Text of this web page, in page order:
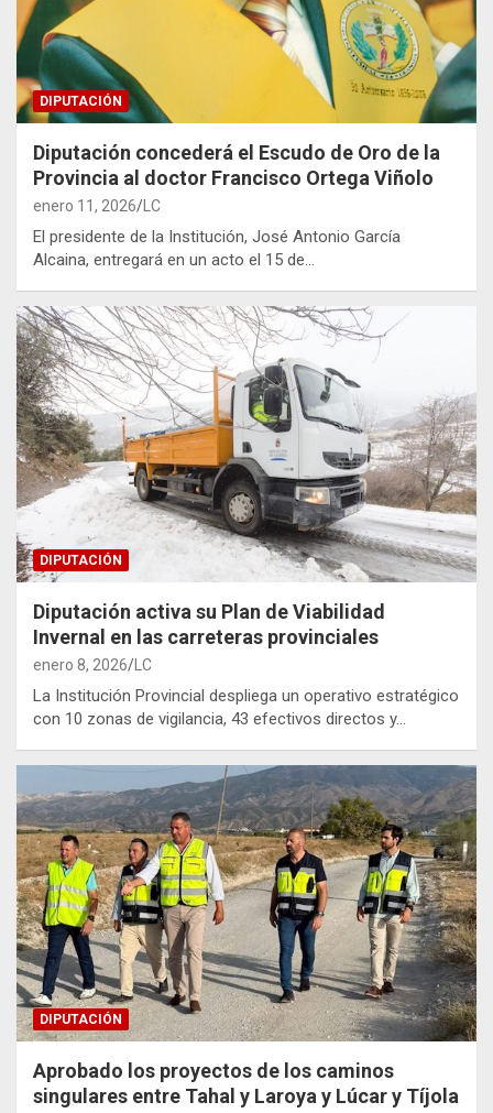
DIPUTACIÓN
Diputación concederá el Escudo de Oro de la
Provincia al doctor Francisco Ortega Viñolo
enero 11, 2026 LC
El presidente de la Institución, José Antonio García
Alcaina, entregará en un acto el 15 de…
DIPUTACIÓN
Diputación activa su Plan de Viabilidad
Invernal en las carreteras provinciales
enero 8, 2026 LC
La Institución Provincial despliega un operativo estratégico
con 10 zonas de vigilancia, 43 efectivos directos y…
DIPUTACIÓN
Aprobado los proyectos de los caminos
singulares entre Tahal y Laroya y Lúcar y Tíjola